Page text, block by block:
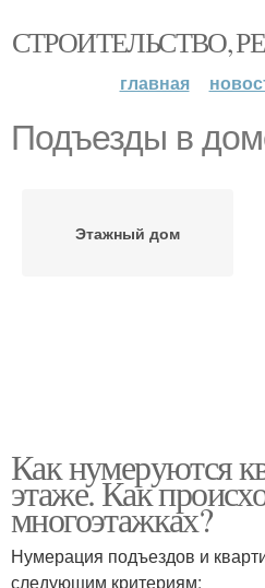
СТРОИТЕЛЬСТВО,
главная
Подъезды в
Этажный дом
Как нумеруются
этаже. Как
многоэтажках?
Нумерация подъездов и
следующим критериям: